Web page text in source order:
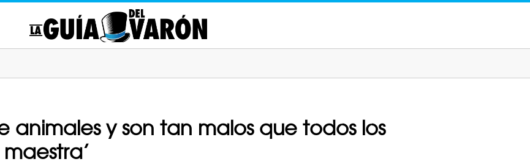
animales y son tan malos que todos los